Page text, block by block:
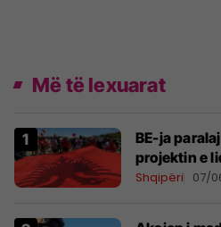
Më të lexuarat
BE-ja
projektin e
Shqipëri 07/